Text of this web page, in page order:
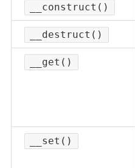
__construct()
__destruct()
__get()
__set()